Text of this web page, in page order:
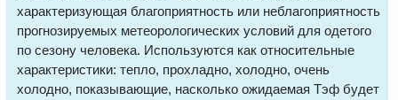
характеризующая благоприятность или неблагоприятность
прогнозируемых метеорологических условий для одетого
по сезону человека. Используются как относительные
характеристики: тепло, прохладно, холодно, очень
холодно, показывающие, насколько ожидаемая Тэф будет